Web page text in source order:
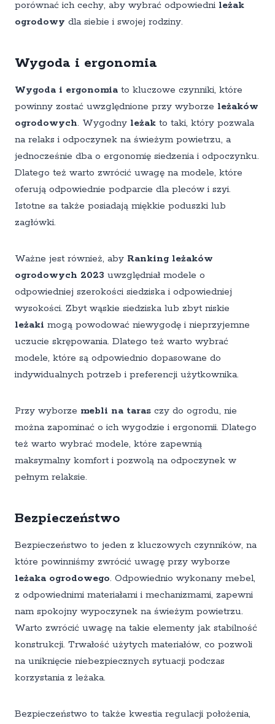
porównać ich cechy, aby wybrać odpowiedni leżak
ogrodowy dla siebie i swojej rodziny.
Wygoda i ergonomia
Wygoda i ergonomia to kluczowe czynniki, które
powinny zostać uwzględnione przy wyborze leżaków
ogrodowych. Wygodny leżak to taki, który pozwala
na relaks i odpoczynek na świeżym powietrzu, a
jednocześnie dba o ergonomię siedzenia i odpoczynku.
Dlatego też warto zwrócić uwagę na modele, które
oferują odpowiednie podparcie dla pleców i szyi.
Istotne sa także posiadają miękkie poduszki lub
zagłówki.
Ważne jest również, aby Ranking leżaków
ogrodowych 2023 uwzględniał modele o
odpowiedniej szerokości siedziska i odpowiedniej
wysokości. Zbyt wąskie siedziska lub zbyt niskie
leżaki mogą powodować niewygodę i nieprzyjemne
uczucie skrępowania. Dlatego też warto wybrać
modele, które są odpowiednio dopasowane do
indywidualnych potrzeb i preferencji użytkownika.
Przy wyborze mebli na taras czy do ogrodu, nie
można zapominać o ich wygodzie i ergonomii. Dlatego
też warto wybrać modele, które zapewnią
maksymalny komfort i pozwolą na odpoczynek w
pełnym relaksie.
Bezpieczeństwo
Bezpieczeństwo to jeden z kluczowych czynników, na
które powinniśmy zwrócić uwagę przy wyborze
leżaka ogrodowego. Odpowiednio wykonany mebel,
z odpowiednimi materiałami i mechanizmami, zapewni
nam spokojny wypoczynek na świeżym powietrzu.
Warto zwrócić uwagę na takie elementy jak stabilność
konstrukcji. Trwałość użytych materiałów, co pozwoli
na uniknięcie niebezpiecznych sytuacji podczas
korzystania z leżaka.
Bezpieczeństwo to także kwestia regulacji położenia,